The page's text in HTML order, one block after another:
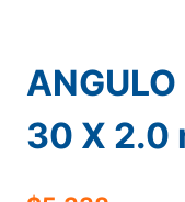
30 X 2.0